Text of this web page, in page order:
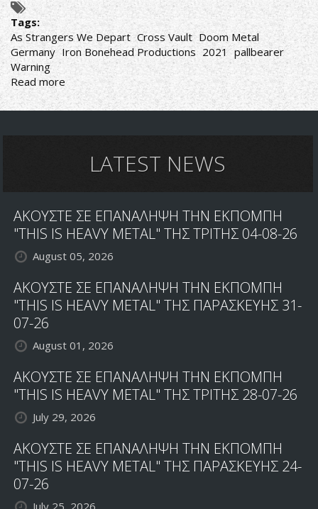
Tags:
As Strangers We Depart Cross Vault Doom Metal
Germany Iron Bonehead Productions 2021 pallbearer
Warning
Read more about
Cross
Vault-
DepartLATEST NEWS
ΑΚΟΥΣΤΕ ΣΕ ΕΠΑΝΑΛΗΨΗ ΤΗΝ ΕΚΠΟΜΠΗ
"THIS IS HEAVY METAL" ΤΗΣ ΤΡΙΤΗΣ 04-08-26
August 05, 2026
ΑΚΟΥΣΤΕ ΣΕ ΕΠΑΝΑΛΗΨΗ ΤΗΝ ΕΚΠΟΜΠΗ
"THIS IS HEAVY METAL" ΤΗΣ ΠΑΡΑΣΚΕΥΗΣ 31-
07-26
August 01, 2026
ΑΚΟΥΣΤΕ ΣΕ ΕΠΑΝΑΛΗΨΗ ΤΗΝ ΕΚΠΟΜΠΗ
"THIS IS HEAVY METAL" ΤΗΣ ΤΡΙΤΗΣ 28-07-26
July 29, 2026
ΑΚΟΥΣΤΕ ΣΕ ΕΠΑΝΑΛΗΨΗ ΤΗΝ ΕΚΠΟΜΠΗ
"THIS IS HEAVY METAL" ΤΗΣ ΠΑΡΑΣΚΕΥΗΣ 24-
07-26
July 25, 2026